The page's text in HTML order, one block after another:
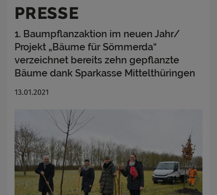
PRESSE
1. Baumpflanzaktion im neuen Jahr/
Projekt „Bäume für Sömmerda“
verzeichnet bereits zehn gepflanzte
Bäume dank Sparkasse Mittelthüringen
13.01.2021